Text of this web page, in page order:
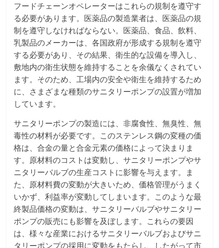
フードチェーンオペレーターはこれらの規制を遵守す
る必要があります。医薬品の製造業者は、医薬品の規
制を遵守しなければならない。医薬品、食品、飲料、
乳製品のメーカーは、各国政府が形成する規制を遵守
する必要があり、その結果、衛生的な設備を導入し、
敷地内の衛生状態を維持することを余儀なくされてい
ます。そのため、工場内の安全や衛生を維持するため
に、さまざまな種類のサニタリーポンプの設置が増加
しています。
サニタリーポンプの製造には、非腐食性、無臭性、無
毒性の材料が必要です。このステンレス鋼の変種の価
格は、合金の量と合金元素の価格によって決まりま
す。原材料のコストは変動し、サニタリーポンプやサ
ニタリーバルブの生産コストに影響を与えます。ま
た、原材料費の変動が大きいため、価格管理がうまく
いかず、利益率が変動してしまいます。このような最
終製品価格の変動は、サニタリーバルブやサニタリー
ポンプの販売にも影響を及ぼします。これらの要因
は、様々な産業におけるサニタリーバルブおよびサニ
タリーポンプの採用に変動をもたらし、したがって市